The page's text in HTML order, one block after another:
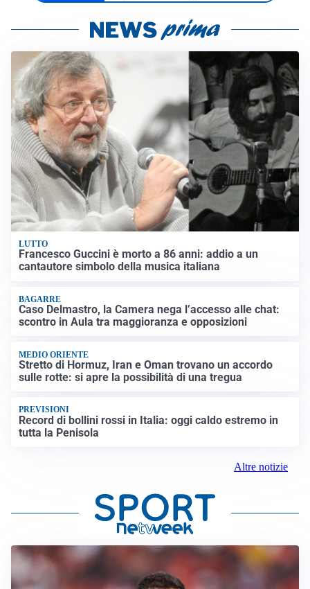
LUTTO
Francesco Guccini è morto a 86 anni: addio a un
cantautore simbolo della musica italiana
BAGARRE
Caso Delmastro, la Camera nega l’accesso alle chat:
scontro in Aula tra maggioranza e opposizioni
MEDIO ORIENTE
Stretto di Hormuz, Iran e Oman trovano un accordo
sulle rotte: si apre la possibilità di una tregua
PREVISIONI
Record di bollini rossi in Italia: oggi caldo estremo in
tutta la Penisola
Altre notizie